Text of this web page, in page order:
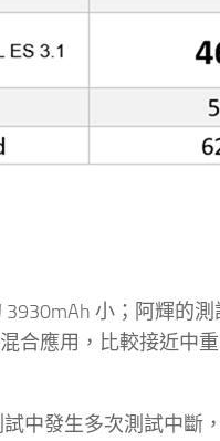
小；阿輝的測
合應用，比較接近中
中發生多次測試中斷